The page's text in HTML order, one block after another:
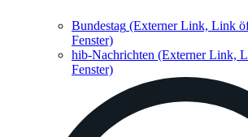
Bundestag (Externer Link, Link
Fenster)
hib-Nachrichten (Externer Link,
Fenster)